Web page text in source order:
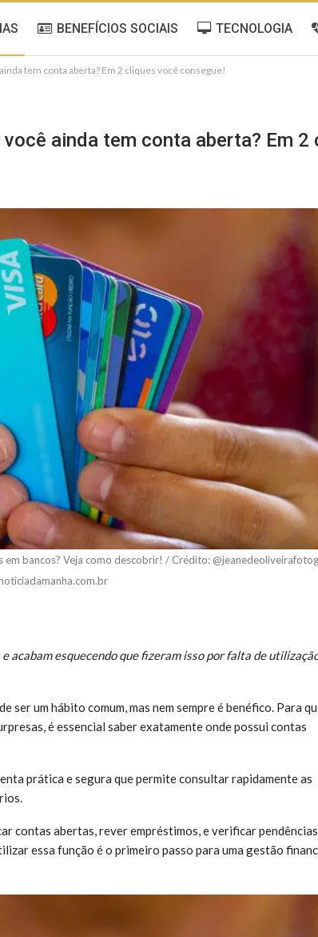
BENEFÍCIOS SOCIAIS TECNOLOGIA
tem conta aberta? Em 2 cliques você consegue!
ainda tem conta aberta? Em
bancos? Veja como descobrir! / Crédito:
acabam esquecendo que fizeram isso por falta de
um hábito comum, mas nem sempre é benéfico. Para
é essencial saber exatamente onde possui contas
prática e segura que permite consultar rapidamente as
contas abertas, rever empréstimos, e verificar pendências
essa função é o primeiro passo para uma gestão